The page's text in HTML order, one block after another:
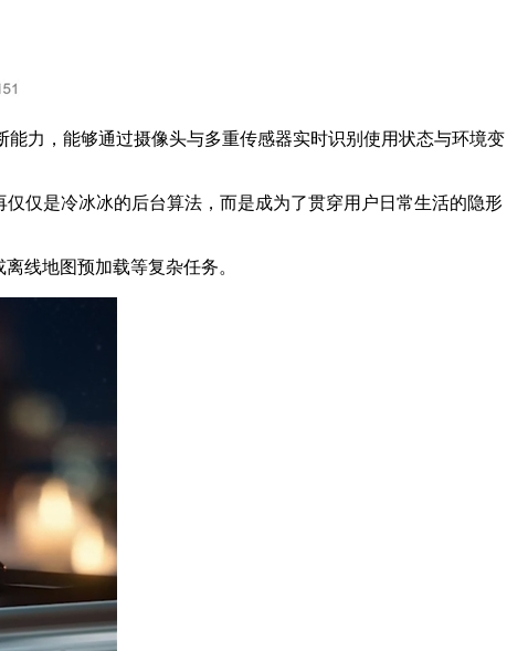
力，能够通过摄像头与多重传感器实时识别使用状态与环境变
仅是冷冰冰的后台算法，而是成为了贯穿用户日常生活的隐形
线地图预加载等复杂任务。